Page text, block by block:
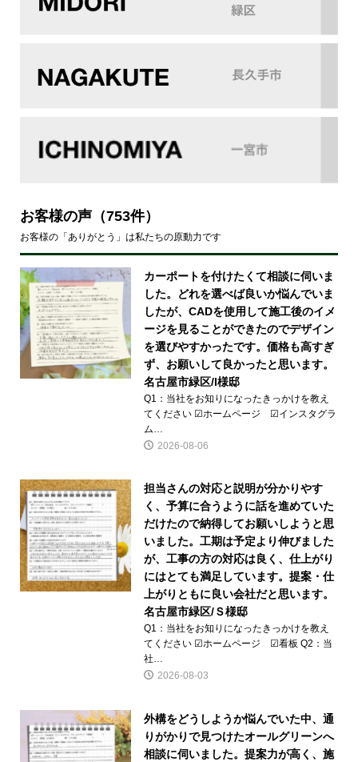
お客様の声（753件）
お客様の「ありがとう」は私たちの原動力です
カーポートを付けたくて相談に伺いま
した。どれを選べば良いか悩んでいま
したが、CADを使用して施工後のイメ
ージを見ることができたのでデザイン
を選びやすかったです。価格も高すぎ
ず、お願いして良かったと思います。
名古屋市緑区/I様邸
Q1：当社をお知りになったきっかけを教え
てください ☑ホームページ ☑インスタグラ
ム…
2026-08-06
担当さんの対応と説明が分かりやす
く、予算に合うように話を進めていた
だけたので納得してお願いしようと思
いました。工期は予定より伸びました
が、工事の方の対応は良く、仕上がり
にはとても満足しています。提案・仕
上がりともに良い会社だと思います。
名古屋市緑区/Ｓ様邸
Q1：当社をお知りになったきっかけを教え
てください ☑ホームページ ☑看板 Q2：当
社…
2026-08-03
外構をどうしようか悩んでいた中、通
りがかりで見つけたオールグリーンへ
相談に伺いました。提案力が高く、施